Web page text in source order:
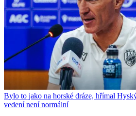
Bylo to jako na horské dráze, hřímal
vedení není normální